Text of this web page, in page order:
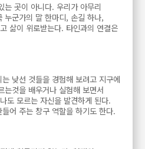
곳이 아니다. 우리가 아무리
누군가의 말 한마디, 손길 하나,
삶이 위로받는다. 타인과의 연결은
낮선 것들을 경험해 보려고 지구에
것을 배우거나 실험해 보면서
도 모르는 자신을 발견하게 된다.
어 주는 창구 역할을 하기도 한다.